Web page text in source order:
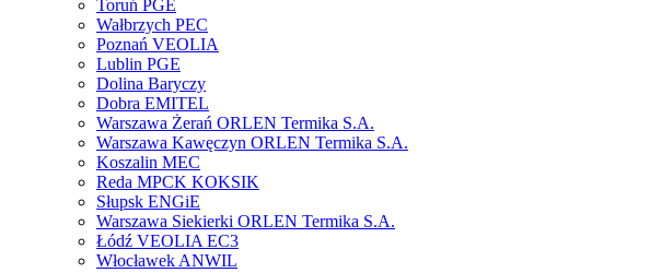
Toruń PGE
Wałbrzych PEC
Poznań VEOLIA
Lublin PGE
Dolina Baryczy
Dobra EMITEL
Warszawa Żerań ORLEN Termika S.A.
Warszawa Kawęczyn ORLEN Termika S.A.
Koszalin MEC
Reda MPCK KOKSIK
Słupsk ENGiE
Warszawa Siekierki ORLEN Termika S.A.
Łódź VEOLIA EC3
Włocławek ANWIL